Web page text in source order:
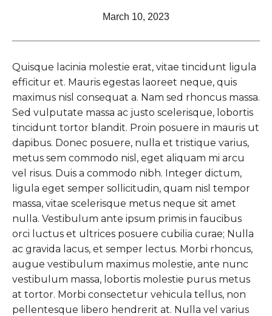
March 10, 2023
Quisque lacinia molestie erat, vitae tincidunt ligula
efficitur et. Mauris egestas laoreet neque, quis
maximus nisl consequat a. Nam sed rhoncus massa.
Sed vulputate massa ac justo scelerisque, lobortis
tincidunt tortor blandit. Proin posuere in mauris ut
dapibus. Donec posuere, nulla et tristique varius,
metus sem commodo nisl, eget aliquam mi arcu
vel risus. Duis a commodo nibh. Integer dictum,
ligula eget semper sollicitudin, quam nisl tempor
massa, vitae scelerisque metus neque sit amet
nulla. Vestibulum ante ipsum primis in faucibus
orci luctus et ultrices posuere cubilia curae; Nulla
ac gravida lacus, et semper lectus. Morbi rhoncus,
augue vestibulum maximus molestie, ante nunc
vestibulum massa, lobortis molestie purus metus
at tortor. Morbi consectetur vehicula tellus, non
pellentesque libero hendrerit at. Nulla vel varius